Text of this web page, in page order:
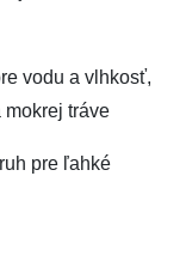
vodu a vlhkosť,
tráve
pre ľahké